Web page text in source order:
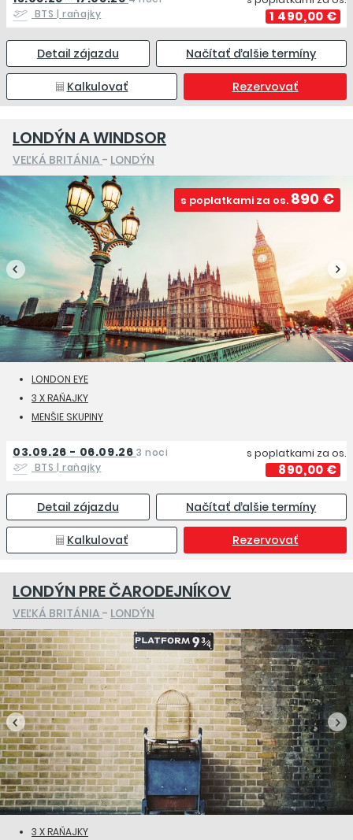
BTS| raňajky 1 490,00 €
Detail zájazdu Načítať ďalšie termíny
Kalkulovať Rezervovať
LONDÝN A WINDSOR
VEĽKÁ BRITÁNIA - LONDÝN
s poplatkami za os. 890 €
LONDON EYE
3 X RAŇAJKY
MENŠIE SKUPINY
03.09.26 - 06.09.26 3 noci
BTS| raňajky
s poplatkami za os.
890,00 €
Detail zájazdu Načítať ďalšie termíny
Kalkulovať Rezervovať
LONDÝN PRE ČARODEJNÍKOV
VEĽKÁ BRITÁNIA - LONDÝN
3 X RAŇAJKY